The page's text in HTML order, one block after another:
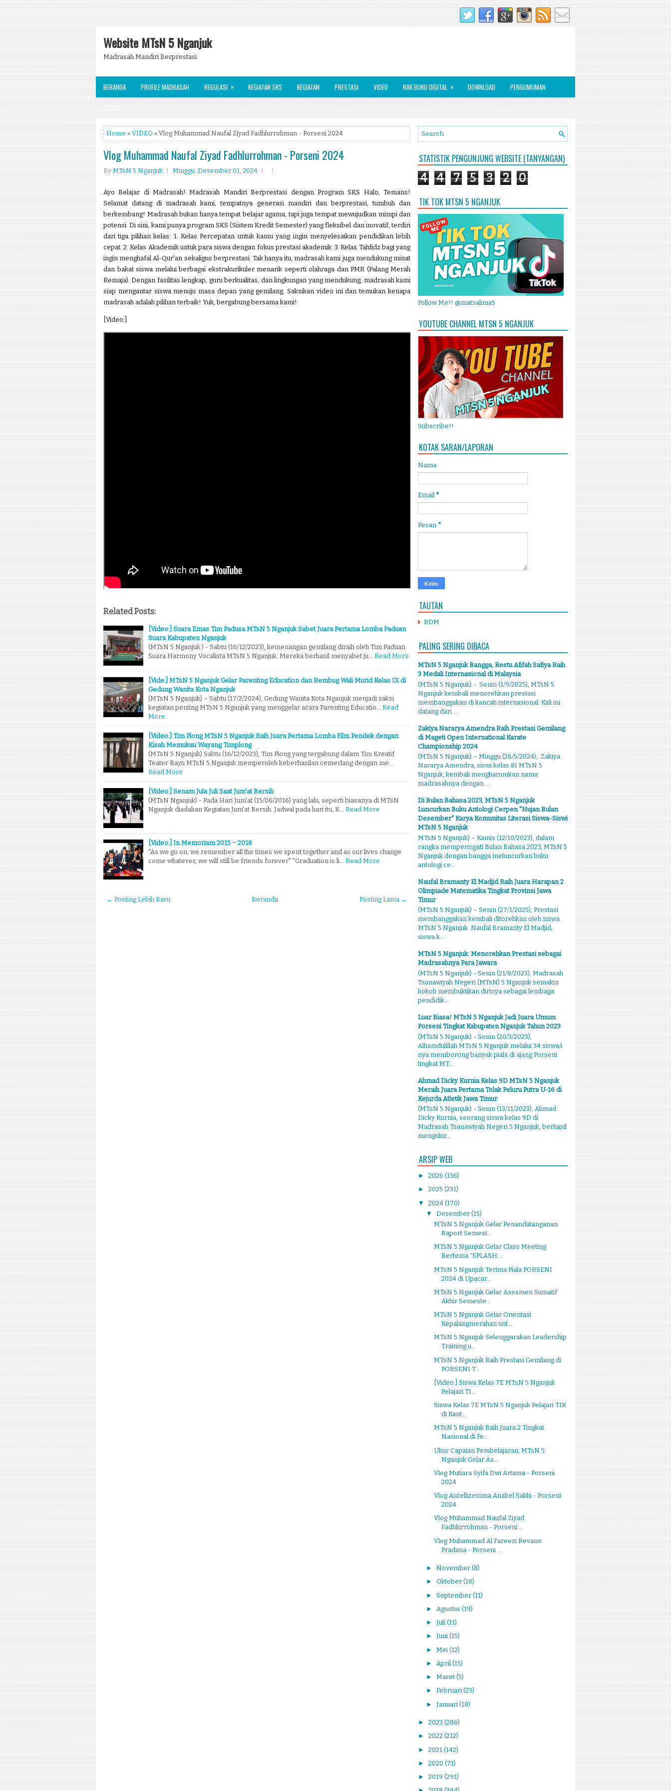
Website MTsN 5 Nganjuk
Madrasah Mandiri Berprestasi
BERANDA PROFILE MADRASAH REGULASI » KEGIATAN SKS KEGIATAN PRESTASI VIDEO RAK BUKU DIGITAL » DOWNLOAD PENGUMUMAN
ALUMNI
Home » VIDEO » Vlog Muhammad Naufal Ziyad Fadhlurrohman - Porseni 2024
Vlog Muhammad Naufal Ziyad Fadhlurrohman - Porseni 2024
By MTsN 5 Nganjuk Minggu, Desember 01, 2024
Ayo Belajar di Madrasah! Madrasah Mandiri Berprestasi dengan Program SKS Halo, Temans!
Selamat datang di madrasah kami, tempatnya generasi mandiri dan berprestasi, tumbuh dan
berkembang! Madrasah bukan hanya tempat belajar agama, tapi juga tempat mewujudkan mimpi dan
potensi. Di sini, kami punya program SKS (Sistem Kredit Semester) yang fleksibel dan inovatif, terdiri
dari tiga pilihan kelas: 1. Kelas Percepatan untuk kamu yang ingin menyelesaikan pendidikan lebih
cepat. 2. Kelas Akademik untuk para siswa dengan fokus prestasi akademik. 3. Kelas Tahfidz bagi yang
ingin menghafal Al-Qur'an sekaligus berprestasi. Tak hanya itu, madrasah kami juga mendukung minat
dan bakat siswa melalui berbagai ekstrakurikuler menarik seperti olahraga dan PMR (Palang Merah
Remaja). Dengan fasilitas lengkap, guru berkualitas, dan lingkungan yang mendukung, madrasah kami
siap mengantar siswa menuju masa depan yang gemilang. Saksikan video ini dan temukan kenapa
madrasah adalah pilihan terbaik! Yuk, bergabung bersama kami!
[Video:]
Related Posts:
[Video:] Suara Emas Tim Padusa MTsN 5 Nganjuk Sabet Juara Pertama Lomba Paduan
Suara Kabupaten Nganjuk
(MTsN 5 Nganjuk ) - Sabtu (16/12/2023), kemenangan gemilang diraih oleh Tim Paduan
Suara Harmony Vocalista MTsN 5 Nganjuk. Mereka berhasil menyabet ju… Read More
[Vide:] MTsN 5 Nganjuk Gelar Parenting Education dan Rembug Wali Murid Kelas IX di
Gedung Wanita Kota Nganjuk
(MTsN 5 Nganjuk) – Sabtu (17/2/2024), Gedung Wanita Kota Nganjuk menjadi saksi
kegiatan penting MTsN 5 Nganjuk yang menggelar acara Parenting Educatio… Read
More
[Video:] Tim Plong MTsN 5 Nganjuk Raih Juara Pertama Lomba Film Pendek dengan
Kisah Memukau Wayang Timplong
(MTsN 5 Nganjuk) Sabtu (16/12/2023), Tim Plong yang tergabung dalam Tim Kreatif
Teater Bayu MTsN 5 Nganjuk memperoleh keberhasilan cemerlang dengan me…
Read More
[Video:] Senam Jula Juli Saat Jum'at Bersih
(MTsN Nganjuk) - Pada Hari Jum'at (15/06/2016) yang lalu, seperti biasanya di MTsN
Nganjuk diadakan Kegiatan Jum'at Bersih. Jadwal pada hari itu, K… Read More
[Video:] In Memoriam 2015 ~ 2018
"As we go on, we remember all the times we spent together and as our lives change
come whatever, we will still be friends forever" "Graduation is li… Read More
← Posting Lebih Baru Posting Lama →
Beranda
STATISTIK PENGUNJUNG WEBSITE (TANYANGAN)
4 4 7 5 3 2 0
TIK TOK MTSN 5 NGANJUK
Follow Me!! @matsalima5
YOUTUBE CHANNEL MTSN 5 NGANJUK
Subscribe!!
KOTAK SARAN/LAPORAN
Nama
Email *
Pesan *
TAUTAN
RDM
PALING SERING DIBACA
MTsN 5 Nganjuk Bangga, Restu Afifah Safiya Raih
3 Medali Internasional di Malaysia
(MTsN 5 Nganjuk) - Senin (1/9/2025), MTsN 5
Nganjuk kembali menorehkan prestasi
membanggakan di kancah internasional. Kali ini
datang dari ...
Zakiya Nararya Amendra Raih Prestasi Gemilang
di Mageti Open International Karate
Championship 2024
(MTsN 5 Nganjuk) – Minggu (26/5/2024), Zakiya
Nararya Amendra, siswi kelas 8I MTsN 5
Nganjuk, kembali mengharumkan nama
madrasahnya dengan ...
Di Bulan Bahasa 2023, MTsN 5 Nganjuk
Luncurkan Buku Antologi Cerpen "Hujan Bulan
Desember" Karya Komunitas Literasi Siswa-Siswi
MTsN 5 Nganjuk
MTsN 5 Nganjuk) – Kamis (12/10/2023), dalam
rangka memperingati Bulan Bahasa 2023, MTsN 5
Nganjuk dengan bangga meluncurkan buku
antologi ce...
Naufal Bramanty El Madjid Raih Juara Harapan 2
Olimpiade Matematika Tingkat Provinsi Jawa
Timur
(MTsN 5 Nganjuk) – Senin (27/1/2025), Prestasi
membanggakan kembali ditorehkan oleh siswa
MTsN 5 Nganjuk. Naufal Bramanty El Madjid,
siswa k...
MTsN 5 Nganjuk: Menorehkan Prestasi sebagai
Madrasahnya Para Jawara
(MTsN 5 Nganjuk) - Senin (21/8/2023), Madrasah
Tsanawiyah Negeri (MTsN) 5 Nganjuk semakin
kokoh membuktikan dirinya sebagai lembaga
pendidik...
Luar Biasa! MTsN 5 Nganjuk Jadi Juara Umum
Porseni Tingkat Kabupaten Nganjuk Tahun 2023
(MTsN 5 Nganjuk) - Senin (20/3/2023),
Alhamdulillah MTsN 5 Nganjuk melalui 34 siswa/i
nya memborong banyak piala di ajang Porseni
tingkat MT...
Ahmad Dicky Kurnia Kelas 9D MTsN 5 Nganjuk
Meraih Juara Pertama Tolak Peluru Putra U-16 di
Kejurda Atletik Jawa Timur
(MTsN 5 Nganjuk) - Senin (13/11/2023), Ahmad
Dicky Kurnia, seorang siswa kelas 9D di
Madrasah Tsanawiyah Negeri 5 Nganjuk, berhasil
mengukir...
ARSIP WEB
► 2026 (136)
► 2025 (231)
▼ 2024 (170)
▼ Desember (15)
MTsN 5 Nganjuk Gelar Penandatanganan
Raport Semest...
MTsN 5 Nganjuk Gelar Class Meeting
Bertema “SPLASH...
MTsN 5 Nganjuk Terima Piala PORSENI
2024 di Upacar...
MTsN 5 Nganjuk Gelar Asesmen Sumatif
Akhir Semeste...
MTsN 5 Nganjuk Gelar Orientasi
Kepalangmerahan unt...
MTsN 5 Nganjuk Selenggarakan Leadership
Training u...
MTsN 5 Nganjuk Raih Prestasi Gemilang di
PORSENI T...
[Video:] Siswa Kelas 7E MTsN 5 Nganjuk
Pelajari TI...
Siswa Kelas 7E MTsN 5 Nganjuk Pelajari TIK
di Kant...
MTsN 5 Nganjuk Raih Juara 2 Tingkat
Nasional di Fe...
Ukur Capaian Pembelajaran, MTsN 5
Nganjuk Gelar As...
Vlog Mutiara Syifa Dwi Artama - Porseni
2024
Vlog Aurellizemma Anabel Sakhi - Porseni
2024
Vlog Muhammad Naufal Ziyad
Fadhlurrohman - Porseni...
Vlog Muhammad Al Fareezi Revano
Pradana - Porseni ...
► November (8)
► Oktober (18)
► September (11)
► Agustus (19)
► Juli (11)
► Juni (15)
► Mei (12)
► April (15)
► Maret (5)
► Februari (23)
► Januari (18)
► 2023 (286)
► 2022 (212)
► 2021 (142)
► 2020 (71)
► 2019 (291)